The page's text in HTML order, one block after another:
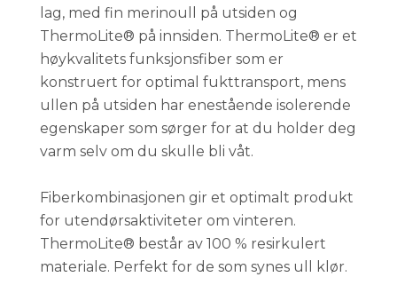
lag, med fin merinoull på utsiden og
ThermoLite® på innsiden. ThermoLite® er et
høykvalitets funksjonsfiber som er
konstruert for optimal fukttransport, mens
ullen på utsiden har enestående isolerende
egenskaper som sørger for at du holder deg
varm selv om du skulle bli våt.
Fiberkombinasjonen gir et optimalt produkt
for utendørsaktiviteter om vinteren.
ThermoLite® består av 100 % resirkulert
materiale. Perfekt for de som synes ull klør.